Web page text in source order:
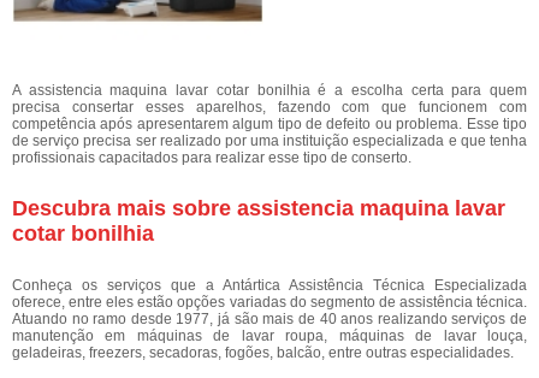
A assistencia maquina lavar cotar bonilhia é a escolha certa para quem
precisa consertar esses aparelhos, fazendo com que funcionem com
competência após apresentarem algum tipo de defeito ou problema. Esse tipo
de serviço precisa ser realizado por uma instituição especializada e que tenha
profissionais capacitados para realizar esse tipo de conserto.
Descubra mais sobre assistencia maquina lavar
cotar bonilhia
Conheça os serviços que a Antártica Assistência Técnica Especializada
oferece, entre eles estão opções variadas do segmento de assistência técnica.
Atuando no ramo desde 1977, já são mais de 40 anos realizando serviços de
manutenção em máquinas de lavar roupa, máquinas de lavar louça,
geladeiras, freezers, secadoras, fogões, balcão, entre outras especialidades.